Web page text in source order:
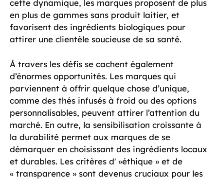
cette dynamique, les marques proposent de plus
en plus de gammes sans produit laitier, et
favorisent des ingrédients biologiques pour
attirer une clientèle soucieuse de sa santé.
À travers les défis se cachent également
d’énormes opportunités. Les marques qui
parviennent à offrir quelque chose d’unique,
comme des thés infusés à froid ou des options
personnalisables, peuvent attirer l’attention du
marché. En outre, la sensibilisation croissante à
la durabilité permet aux marques de se
démarquer en choisissant des ingrédients locaux
et durables. Les critères d' »éthique » et de
« transparence » sont devenus cruciaux pour les